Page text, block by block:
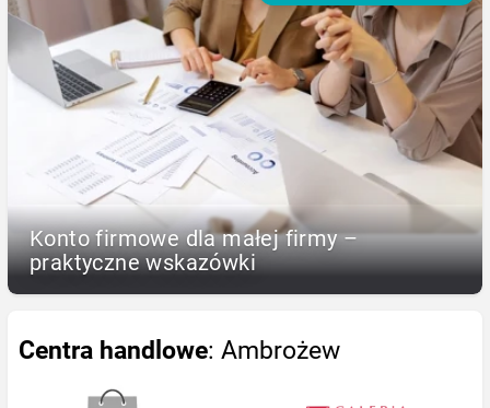
Konto firmowe dla małej firmy –
praktyczne wskazówki
Centra handlowe: Ambrożew